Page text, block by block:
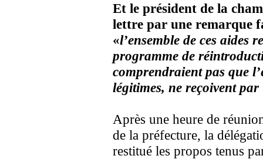
Et le président de la
lettre par une remarque
«l’ensemble de ces aides
programme de
comprendraient pas que
légitimes, ne reçoivent
Après une heure de
de la préfecture, la
restitué les propos tenus